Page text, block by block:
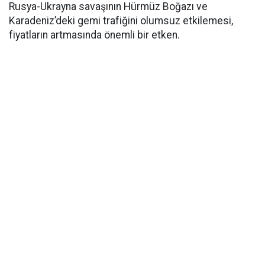
Rusya-Ukrayna savaşının Hürmüz Boğazı ve
Karadeniz’deki gemi trafiğini olumsuz etkilemesi,
fiyatların artmasında önemli bir etken.